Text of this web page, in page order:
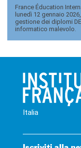
France Éducation
lunedì 12 gennaio
gestione dei diplomi
informatico malevolo.
Italia